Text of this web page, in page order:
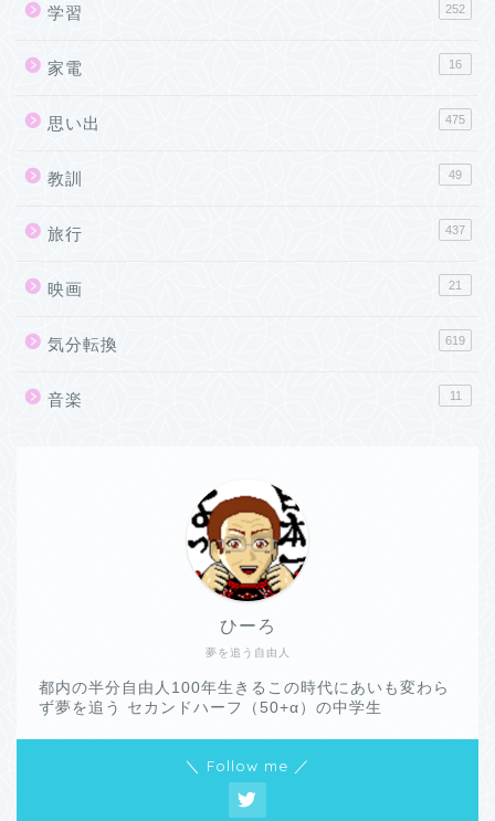
学習 252
家電 16
思い出 475
教訓 49
旅行 437
映画 21
気分転換 619
音楽 11
夢を追う自由人
ひーろ
都内の半分自由人100年生きるこの時代にあいも変わら
ず夢を追う セカンドハーフ（50+α）の中学生
＼ Follow me ／